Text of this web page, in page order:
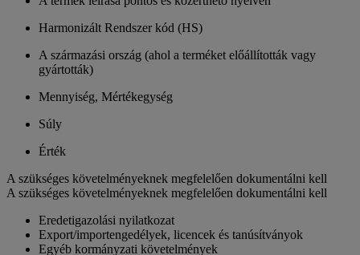
Harmonizált Rendszer kód (HS)
A származási ország (ahol a terméket előállították vagy
gyártották)
Mennyiség, Mértékegység
Súly
Érték
A szükséges követelményeknek megfelelően dokumentálni kell
A szükséges követelményeknek megfelelően dokumentálni kell
Eredetigazolási nyilatkozat
Export/importengedélyek, licencek és tanúsítványok
Egyéb kormányzati követelmények